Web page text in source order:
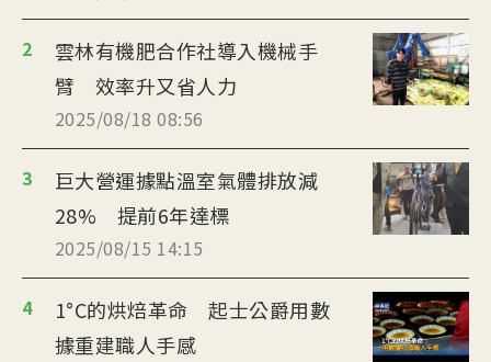
2
雲林有機肥合作社導入機械手
臂 效率升又省人力
2025/08/18 08:56
3
巨大營運據點溫室氣體排放減
28% 提前6年達標
2025/08/15 14:15
4
1°C的烘焙革命 起士公爵用數
據重建職人手感